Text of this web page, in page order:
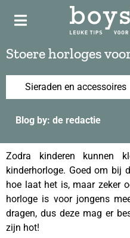
Stoere horloges
Sieraden en accessoires
Blog by: de redactie
Zodra kinderen kunnen
kinderhorloge. Goed om bij
hoe laat het is, maar zeker
horloge is voor jongens
dragen, dus deze mag er
zijn hot!